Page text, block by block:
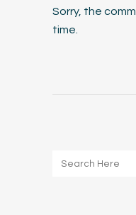
Sorry, the
time.